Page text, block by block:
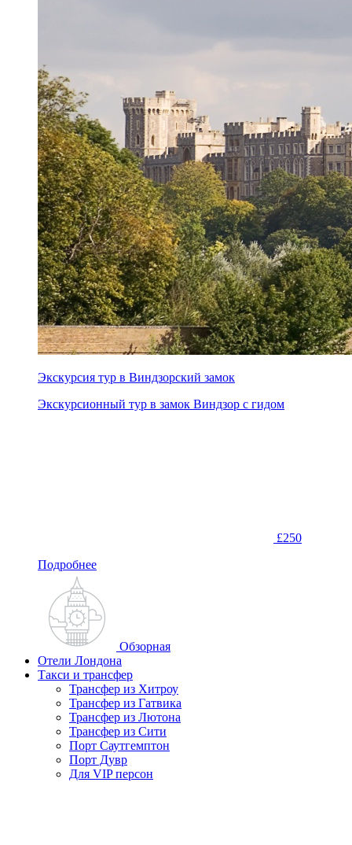
Экскурсия тур в Виндзорский замок
Экскурсионный тур в замок Виндзор с гидом
£250
Подробнее
Обзорная
Отели Лондона
Такси и трансфер
Трансфер из Хитроу
Трансфер из Гатвика
Трансфер из Лютона
Трансфер из Сити
Порт Саутгемптон
Порт Дувр
Для VIP персон